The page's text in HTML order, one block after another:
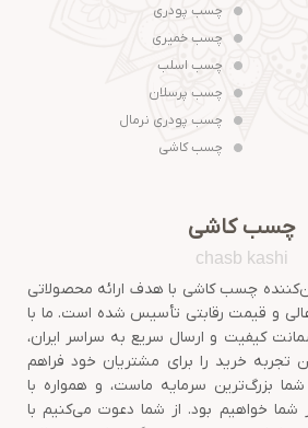
چسب پودری
چسب خمیری
چسب اسلب
چسب پرسلان
چسب پودری نرمال
چسب کاشی
چسب کاشی
chasb kashi
چسب کاشی با هدف ارائه محصولاتی
عالی و قیمت رقابتی تأسیس شده است. ما با
کیفیت و ارسال سریع به سراسر ایران،
تجربه خرید را برای مشتریان خود فراهم
بزرگ‌ترین سرمایه ماست، و همواره با
شما خواهیم بود. از شما دعوت می‌کنیم با